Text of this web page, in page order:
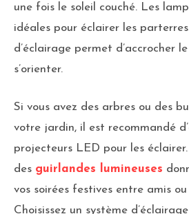
une fois le soleil couché. Les
idéales pour éclairer les
d’éclairage permet d’accrocher
s’orienter.
Si vous avez des arbres ou des
votre jardin, il est recommandé
projecteurs LED pour les
des guirlandes lumineuses
vos soirées festives entre amis
Choisissez un système